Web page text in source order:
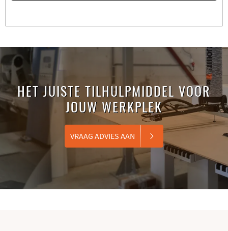
HET JUISTE TILHULPMIDDEL VOOR
JOUW WERKPLEK
VRAAG ADVIES AAN